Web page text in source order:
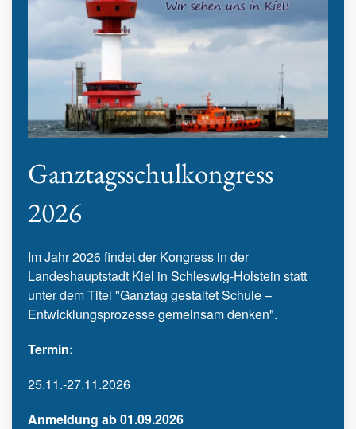
Ganztagsschulkongress
2026
Im Jahr 2026 findet der Kongress in der
Landeshauptstadt Kiel in Schleswig-Holstein statt
unter dem Titel "Ganztag gestaltet Schule –
Entwicklungsprozesse gemeinsam denken".
Termin:
25.11.-27.11.2026
Anmeldung ab 01.09.2026